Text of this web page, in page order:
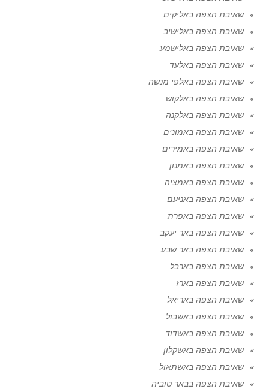
שאיבת הצפה באליקים
שאיבת הצפה באלישיב
שאיבת הצפה באלישמע
שאיבת הצפה באלעד
שאיבת הצפה באלפי מנשה
שאיבת הצפה באלקוש
שאיבת הצפה באלקנה
שאיבת הצפה באמונים
שאיבת הצפה באמירים
שאיבת הצפה באמנון
שאיבת הצפה באמציה
שאיבת הצפה באניעם
שאיבת הצפה באפרת
שאיבת הצפה באר יעקב
שאיבת הצפה באר שבע
שאיבת הצפה בארבל
שאיבת הצפה בארז
שאיבת הצפה באריאל
שאיבת הצפה באשבול
שאיבת הצפה באשדוד
שאיבת הצפה באשקלון
שאיבת הצפה באשתאול
שאיבת הצפה בבאר טוביה